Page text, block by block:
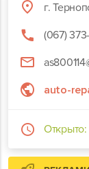
г.
(067)
auto-
Открыто: